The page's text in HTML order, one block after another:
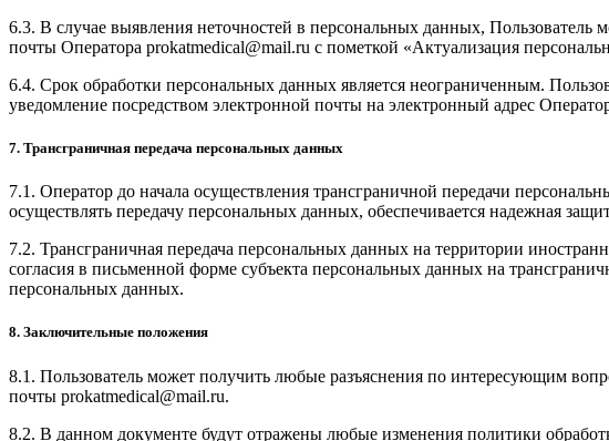
6.3. В случае выявления неточностей в персональных данных, Пользователь
почты Оператора prokatmedical@mail.ru с пометкой «Актуализация
6.4. Срок обработки персональных данных является неограниченным.
уведомление посредством электронной почты на электронный адрес
7. Трансграничная передача персональных данных
7.1. Оператор до начала осуществления трансграничной передачи
осуществлять передачу персональных данных, обеспечивается надежная
7.2. Трансграничная передача персональных данных на территории
согласия в письменной форме субъекта персональных данных на
персональных данных.
8. Заключительные положения
8.1. Пользователь может получить любые разъяснения по интересующим
почты prokatmedical@mail.ru.
8.2. В данном документе будут отражены любые изменения политики